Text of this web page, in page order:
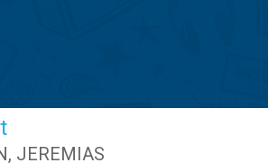
, JEREMIAS